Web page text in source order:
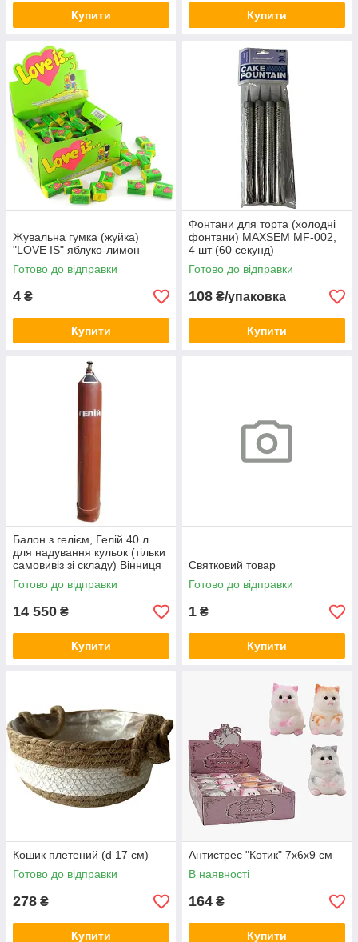
Купити Купити
Жувальна гумка (жуйка)
"LOVE IS" яблуко-лимон
Готово до відправки
4 ₴
Купити
Фонтани для торта (холодні
фонтани) MAXSEM MF-002,
4 шт (60 секунд)
Готово до відправки
108 ₴/упаковка
Купити
Балон з гелієм, Гелій 40 л
для надування кульок (тільки
самовивіз зі складу) Вінниця
Готово до відправки
14 550 ₴
Купити
Святковий товар
Готово до відправки
1 ₴
Купити
Кошик плетений (d 17 см)
Готово до відправки
278 ₴
Купити
Антистрес "Котик" 7х6х9 см
В наявності
164 ₴
Купити